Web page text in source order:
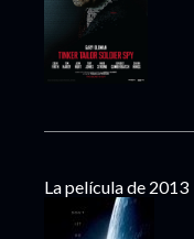
La película de 2013